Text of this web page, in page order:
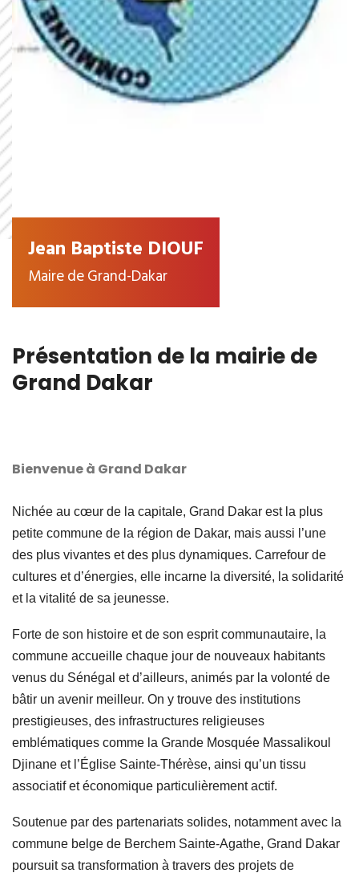
Jean Baptiste DIOUF
Maire de Grand-Dakar
Présentation de la mairie de
Grand Dakar
Bienvenue à Grand Dakar
Nichée au cœur de la capitale, Grand Dakar est la plus
petite commune de la région de Dakar, mais aussi l’une
des plus vivantes et des plus dynamiques. Carrefour de
cultures et d’énergies, elle incarne la diversité, la solidarité
et la vitalité de sa jeunesse.
Forte de son histoire et de son esprit communautaire, la
commune accueille chaque jour de nouveaux habitants
venus du Sénégal et d’ailleurs, animés par la volonté de
bâtir un avenir meilleur. On y trouve des institutions
prestigieuses, des infrastructures religieuses
emblématiques comme la Grande Mosquée Massalikoul
Djinane et l’Église Sainte-Thérèse, ainsi qu’un tissu
associatif et économique particulièrement actif.
Soutenue par des partenariats solides, notamment avec la
commune belge de Berchem Sainte-Agathe, Grand Dakar
poursuit sa transformation à travers des projets de